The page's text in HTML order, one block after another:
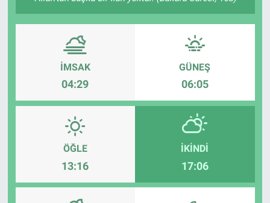
İMSAK
04:29
GÜNEŞ
06:05
ÖĞLE
13:16
İKINDI
17:06